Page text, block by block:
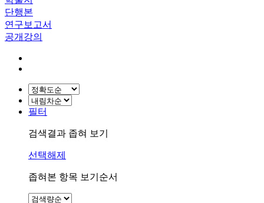
단행본
연구보고서
공개강의
필터
검색결과 좁혀 보기
선택해제
좁혀본 항목 보기순서